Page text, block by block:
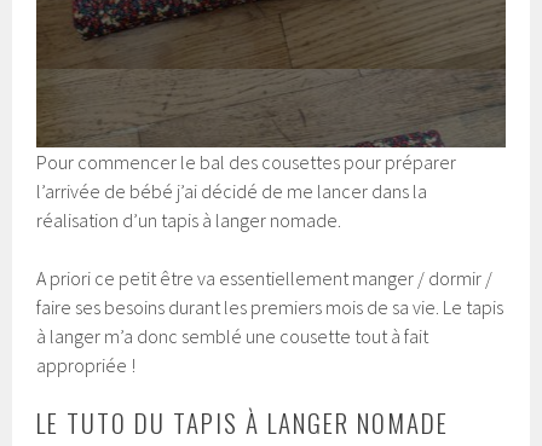
Pour commencer le bal des cousettes pour préparer
l’arrivée de bébé j’ai décidé de me lancer dans la
réalisation d’un tapis à langer nomade.
A priori ce petit être va essentiellement manger / dormir /
faire ses besoins durant les premiers mois de sa vie. Le tapis
à langer m’a donc semblé une cousette tout à fait
appropriée !
LE TUTO DU TAPIS À LANGER NOMADE